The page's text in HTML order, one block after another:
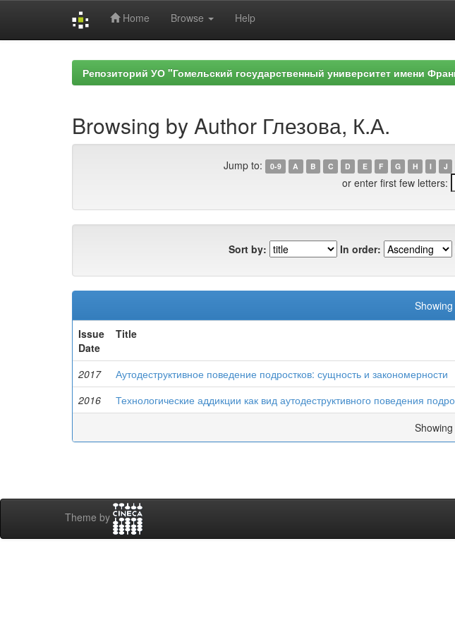
Home Browse Help
Репозиторий УО "Гомельский государственный университет имени
Browsing by Author Глезова, К.А.
Jump to: 0-9 A B C D E F G H I J
or enter first few letters:
Sort by: In order:
Issue
Date
Title
2017 Аутодеструктивное поведение подростков: сущность и закономерности
2016
Технологические аддикции как вид аутодеструктивного поведения
Theme by